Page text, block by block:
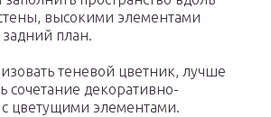
высокими элементами
задний план.
теневой цветник, лучше
сочетание декоративно-
цветущими элементами.